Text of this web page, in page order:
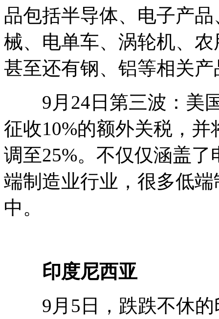
品包括半导体、电子产
械、电单车、涡轮机、
甚至还有钢、铝等相关产
9月24日第三波：美国
征收10%的额外关税，并
调至25%。不仅仅涵盖
端制造业行业，很多低
中。
印度尼西亚
9月5日，跌跌不休的